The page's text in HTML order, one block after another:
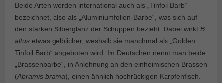
Beide Arten werden international auch als „Tinfoil Barb“
bezeichnet, also als „Aluminiumfolien-Barbe“, was sich auf
den starken Silberglanz der Schuppen bezieht. Dabei wirkt B.
altus etwas gelblicher, weshalb sie manchmal als „Golden
Tinfoil Barb“ angeboten wird. Im Deutschen nennt man beide
„Brassenbarbe“, in Anlehnung an den einheimischen Brassen
(Abramis brama), einen ähnlich hochrückigen Karpfenfisch.